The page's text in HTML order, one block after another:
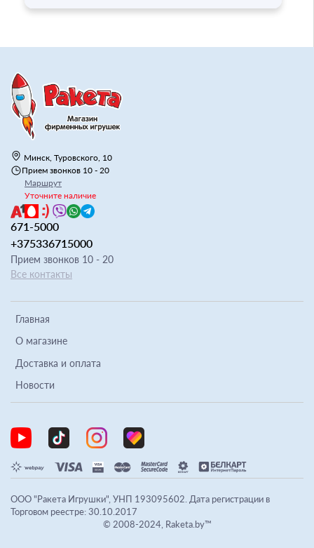
Главная
О магазине
Доставка и оплата
Новости
Минск, Туровского, 10
Прием звонков 10 - 20
Маршрут
Уточните наличие
671-5000
+375336715000
Прием звонков 10 - 20
Все контакты
ООО "Ракета Игрушки", УНП 193095602. Дата регистрации в
Торговом реестре: 30.10.2017
© 2008-2024, Raketa.by™